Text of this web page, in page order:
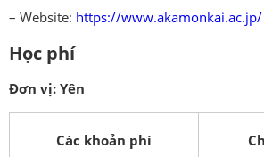
– Website: https://www.akamonkai.ac.jp/
Học phí
Đơn vị: Yên
Các khoản phí